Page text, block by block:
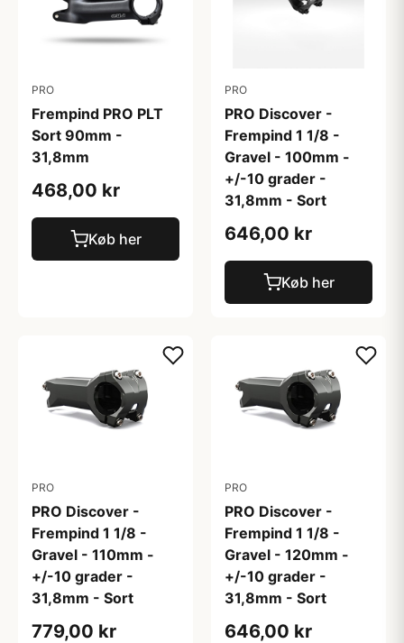
PRO
Frempind PRO PLT
Sort 90mm -
31,8mm
468,00 kr
Køb her
PRO
PRO Discover -
Frempind 1 1/8 -
Gravel - 100mm -
+/-10 grader -
31,8mm - Sort
646,00 kr
Køb her
PRO
PRO Discover -
Frempind 1 1/8 -
Gravel - 110mm -
+/-10 grader -
31,8mm - Sort
779,00 kr
PRO
PRO Discover -
Frempind 1 1/8 -
Gravel - 120mm -
+/-10 grader -
31,8mm - Sort
646,00 kr